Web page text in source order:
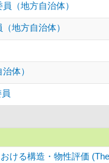
（地方自治体）
地方自治体）
体）
ける構造・物性評価